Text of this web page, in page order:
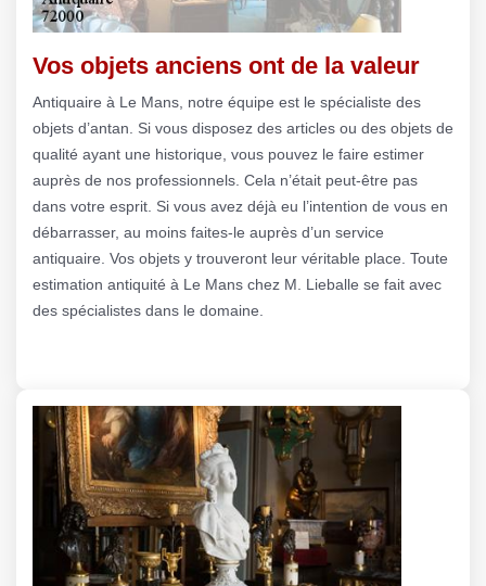
Vos objets anciens ont de la valeur
Antiquaire à Le Mans, notre équipe est le spécialiste des
objets d’antan. Si vous disposez des articles ou des objets de
qualité ayant une historique, vous pouvez le faire estimer
auprès de nos professionnels. Cela n’était peut-être pas
dans votre esprit. Si vous avez déjà eu l’intention de vous en
débarrasser, au moins faites-le auprès d’un service
antiquaire. Vos objets y trouveront leur véritable place. Toute
estimation antiquité à Le Mans chez M. Lieballe se fait avec
des spécialistes dans le domaine.